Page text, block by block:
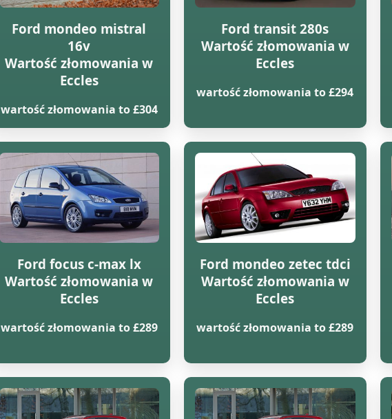
Ford mondeo mistral
16v
Wartość złomowania w
Eccles
wartość złomowania to £304
Ford transit 280s
Wartość złomowania w
Eccles
wartość złomowania to £294
Ford focus c-max lx
Wartość złomowania w
Eccles
wartość złomowania to £289
Ford mondeo zetec tdci
Wartość złomowania w
Eccles
wartość złomowania to £289